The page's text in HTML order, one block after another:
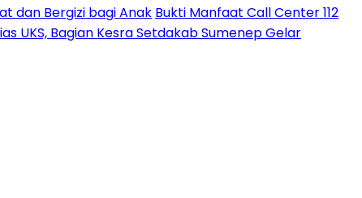
dan Bergizi bagi Anak Bukti Manfaat Call Center 112
UKS, Bagian Kesra Setdakab Sumenep Gelar